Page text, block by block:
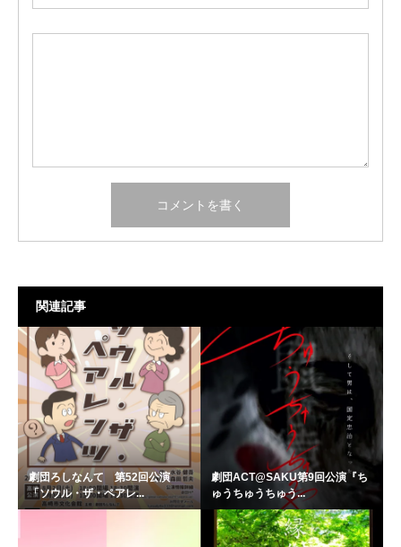
関連記事
劇団ろしなんて 第52回公演
「ソウル・ザ・ペアレ...
劇団ACT@SAKU第9回公演『ち
ゅうちゅうちゅう...